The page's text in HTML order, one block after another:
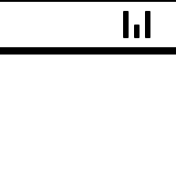
DOUBLE